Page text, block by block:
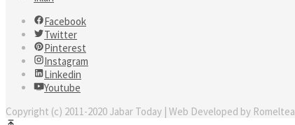
Facebook
Twitter
Pinterest
Instagram
Linkedin
Youtube
Copyright (c) 2011-2020 Jabar Today | Web Developed by Romeltea